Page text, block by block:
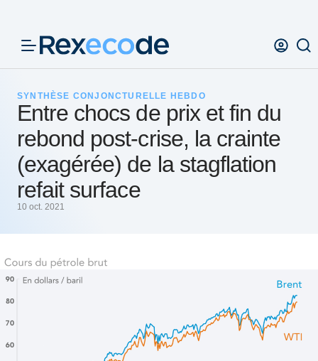
SYNTHÈSE CONJONCTURELLE HEBDO
Entre chocs de prix et fin du
rebond post-crise, la crainte
(exagérée) de la stagflation
refait surface
10 oct. 2021